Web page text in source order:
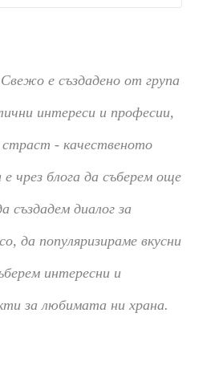
е създадено от група
интереси и професии,
- качественото
чрез блога да съберем още
създадем диалог за
да популяризираме вкусни
интересни и
за любимата ни храна.